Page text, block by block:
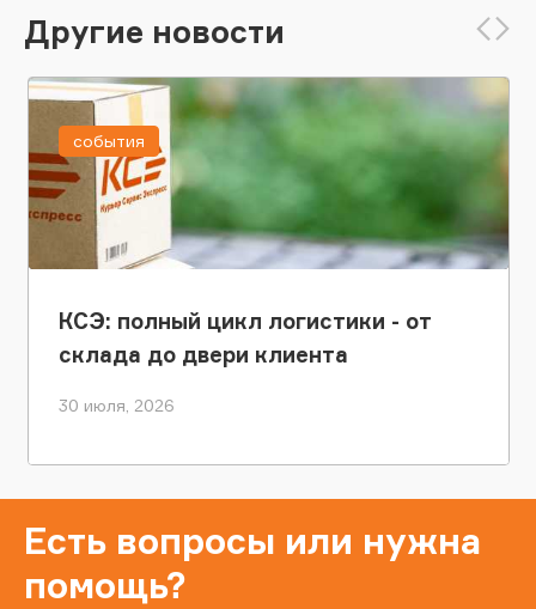
Другие новости
КСЭ: полный цикл логистики - от
склада до двери клиента
30 июля, 2026
события
Есть вопросы или нужна
помощь?